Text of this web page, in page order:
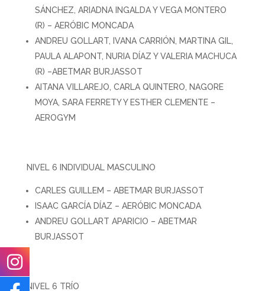
SÁNCHEZ, ARIADNA INGALDA Y VEGA MONTERO
(R) – AERÓBIC MONCADA
ANDREU GOLLART, IVANA CARRIÓN, MARTINA GIL,
PAULA ALAPONT, NURIA DÍAZ Y VALERIA MACHUCA
(R) –ABETMAR BURJASSOT
AITANA VILLAREJO, CARLA QUINTERO, NAGORE
MOYA, SARA FERRETY Y ESTHER CLEMENTE –
AEROGYM
NIVEL 6 INDIVIDUAL MASCULINO
CARLES GUILLEM – ABETMAR BURJASSOT
ISAAC GARCÍA DÍAZ – AERÓBIC MONCADA
ANDREU GOLLART APARICIO – ABETMAR
BURJASSOT
NIVEL 6 TRÍO